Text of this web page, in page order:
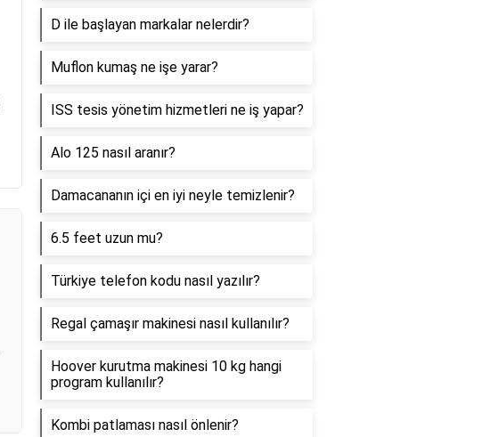
D ile başlayan markalar nelerdir?
Muflon kumaş ne işe yarar?
ISS tesis yönetim hizmetleri ne iş yapar?
Alo 125 nasıl aranır?
Damacananın içi en iyi neyle temizlenir?
6.5 feet uzun mu?
Türkiye telefon kodu nasıl yazılır?
Regal çamaşır makinesi nasıl kullanılır?
Hoover kurutma makinesi 10 kg hangi
program kullanılır?
Kombi patlaması nasıl önlenir?